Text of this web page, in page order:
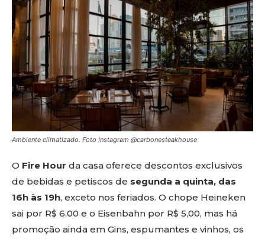
Ambiente climatizado. Foto Instagram @carbonesteakhouse
O Fire Hour da casa oferece descontos exclusivos
de bebidas e petiscos de segunda a quinta, das
16h às 19h, exceto nos feriados. O chope Heineken
sai por R$ 6,00 e o Eisenbahn por R$ 5,00, mas há
promoção ainda em Gins, espumantes e vinhos, os